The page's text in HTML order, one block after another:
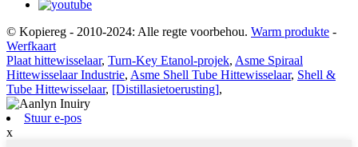
© Kopiereg - 2010-2024: Alle regte voorbehou. Warm produkte -
Werfkaart
Plaat hittewisselaar, Turn-Key Etanol-projek, Asme Spiraal
Hittewisselaar Industrie, Asme Shell Tube Hittewisselaar, Shell &
Tube Hittewisselaar, [Distillasietoerusting],
Stuur e-pos
x